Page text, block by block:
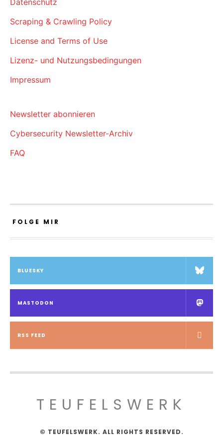
Datenschutz
Scraping & Crawling Policy
License and Terms of Use
Lizenz- und Nutzungsbedingungen
Impressum
Newsletter abonnieren
Cybersecurity Newsletter-Archiv
FAQ
FOLGE MIR
BLUESKY
MASTODON
RSS FEED
TEUFELSWERK
© TEUFELSWERK. ALL RIGHTS RESERVED.